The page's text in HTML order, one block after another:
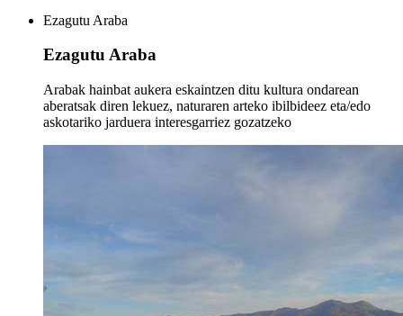
Ezagutu Araba
Ezagutu Araba
Arabak hainbat aukera eskaintzen ditu kultura ondarean
aberatsak diren lekuez, naturaren arteko ibilbideez eta/edo
askotariko jarduera interesgarriez gozatzeko